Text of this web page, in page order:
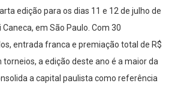
edição para os dias 11 e 12 de julho de
em São Paulo. Com 30
entrada franca e premiação total de R$
a edição deste ano é a maior da
a capital paulista como referência